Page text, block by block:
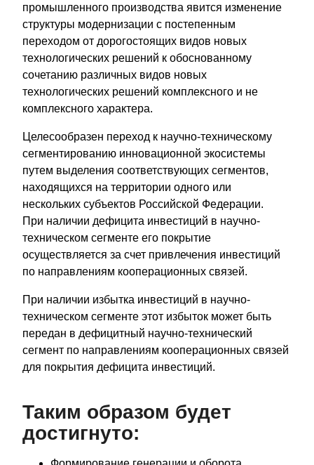
промышленного производства явится изменение
структуры модернизации с постепенным
переходом от дорогостоящих видов новых
технологических решений к обоснованному
сочетанию различных видов новых
технологических решений комплексного и не
комплексного характера.
Целесообразен переход к научно-техническому
сегментированию инновационной экосистемы
путем выделения соответствующих сегментов,
находящихся на территории одного или
нескольких субъектов Российской Федерации.
При наличии дефицита инвестиций в научно-
техническом сегменте его покрытие
осуществляется за счет привлечения инвестиций
по направлениям кооперационных связей.
При наличии избытка инвестиций в научно-
техническом сегменте этот избыток может быть
передан в дефицитный научно-технический
сегмент по направлениям кооперационных связей
для покрытия дефицита инвестиций.
Таким образом будет
достигнуто: